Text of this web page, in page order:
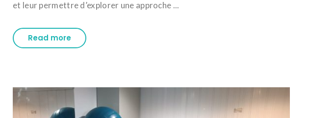
et leur permettre d’explorer une approche ...
Read more